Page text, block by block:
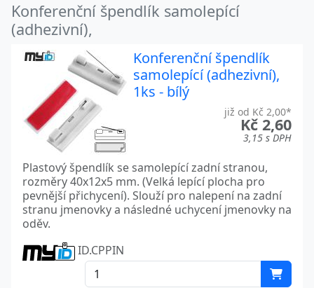
Konferenční špendlík samolepící
(adhezivní),
Konferenční špendlík
samolepící (adhezivní),
1ks - bílý
již od Kč 2,00*
Kč 2,60
3,15 s DPH
Plastový špendlík se samolepící zadní stranou,
rozměry 40x12x5 mm. (Velká lepící plocha pro
pevnější přichycení). Slouží pro nalepení na zadní
stranu jmenovky a následné uchycení jmenovky na
oděv.
ID.CPPIN